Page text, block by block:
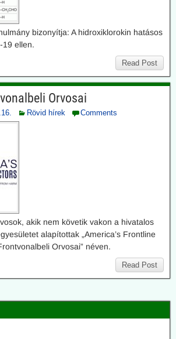
bizonyítja: A hidroxiklorokin hatásos
19 ellen.
Read Post
Orvosai
Rövid hírek Comments
akik nem követik vakon a hivatalos
alapítottak „America’s Frontline
Orvosai” néven.
Read Post